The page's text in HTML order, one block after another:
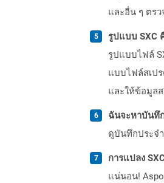
และอื่น ๆ ตร
รูปแบบ SXC
รูปแบบไฟล์
แบบไฟล์สเป
และให้ข้อมูล
ฉันจะหาบันทึ
ดูบันทึกประจ
การแปลง
แน่นอน!